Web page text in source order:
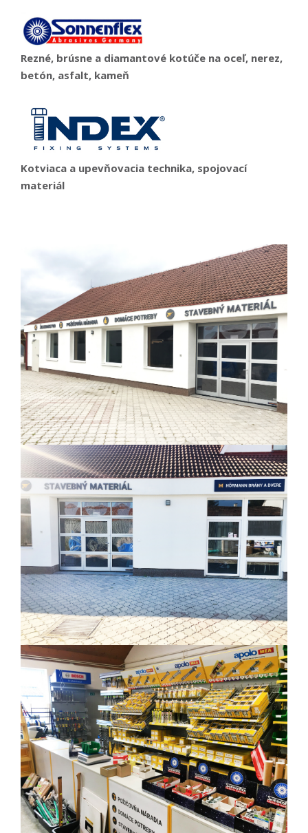
Rezné, brúsne a diamantové kotúče na oceľ, nerez,
betón, asfalt, kameň
Kotviaca a upevňovacia technika, spojovací
materiál